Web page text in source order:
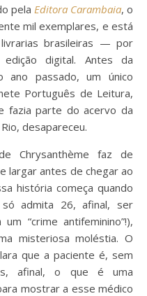
pela Editora Carambaia, o
mil exemplares, e está
brasileiras — por
digital. Antes da
ano passado, um único
Português de Leitura,
fazia parte do acervo da
desapareceu.
Chrysanthème faz de
largar antes de chegar ao
história começa quando
admita 26, afinal, ser
“crime antifeminino”!),
misteriosa moléstia. O
que a paciente é, sem
afinal, o que é uma
mostrar a esse médico